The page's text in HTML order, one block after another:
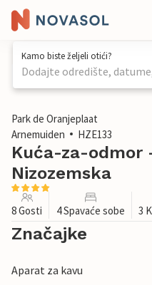
Kamo biste željeli otići?
Dodajte odredište,
1 / 33
Park de Oranjeplaat
Arnemuiden
HZE133
Kuća-za-odmor
Nizozemska
8 Gosti 4 Spavaće sobe 3
Značajke
Aparat za kavu